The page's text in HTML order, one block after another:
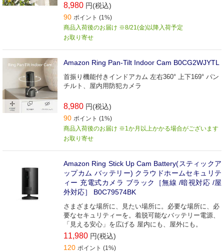
8,980 円(税込)
90 ポイント (1%)
商品入荷後のお届け ※8/21(金)以降入荷予定
お取り寄せ
Amazon Ring Pan-Tilt Indoor Cam B0CG2WJYTL
首振り機能付きインドアカム 左右360° 上下169° パン
チルト、屋内用防犯カメラ
8,980 円(税込)
90 ポイント (1%)
商品入荷後のお届け ※1か月以上かかる場合がございます
お取り寄せ
Amazon Ring Stick Up Cam Battery(スティックア
ップカム バッテリー) クラウドホームセキュリテ
ィー 充電式カメラ ブラック［無線 /暗視対応 /屋
外対応］ B0C79574BK
さまざまな場所に、見たい場所に。必要な場所に、必
要なセキュリティーを。着脱可能なバッテリー電源、
「見える安心」を広げる 屋内にも、屋外にも。
11,980 円(税込)
120 ポイント (1%)